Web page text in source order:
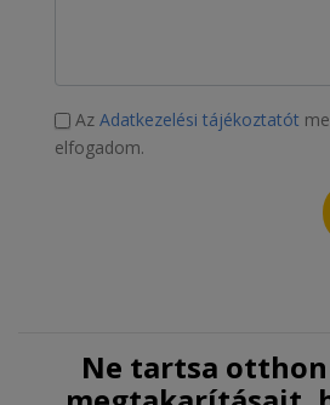
Az Adatkezelési tájékoztatót
elfogadom.
Ne tartsa